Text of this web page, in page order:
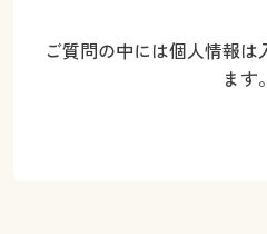
ご質問の中には個人情報は
ます。